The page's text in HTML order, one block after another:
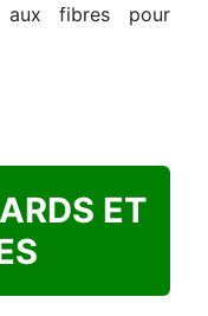
aux fibres pour
ET